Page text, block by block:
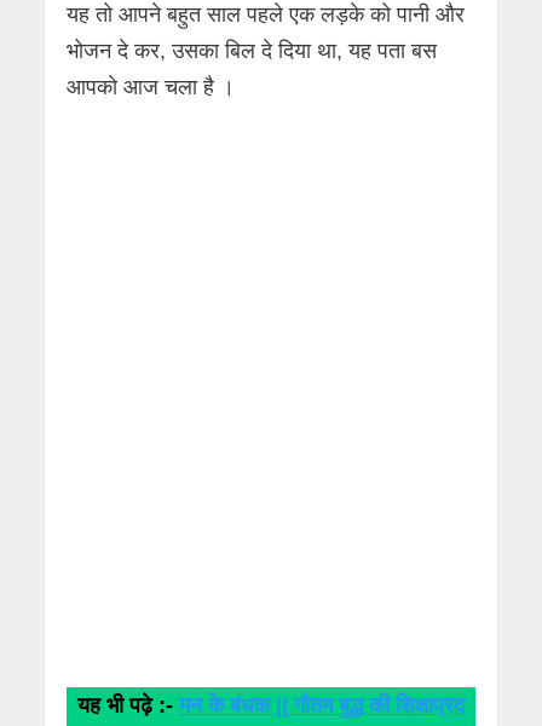
यह तो आपने बहुत साल पहले एक लड़के को पानी और
भोजन दे कर, उसका बिल दे दिया था, यह पता बस
आपको आज चला है ।
यह भी पढ़े :- मन के बंधक || गौतम बुद्ध की शिक्षाप्रद